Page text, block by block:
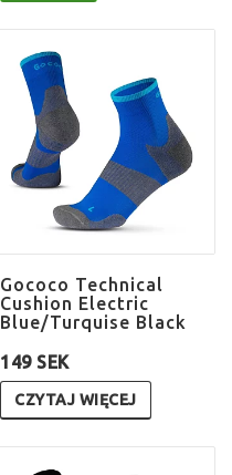
Gococo Technical
Cushion Electric
Blue/Turquise Black
149 SEK
CZYTAJ WIĘCEJ